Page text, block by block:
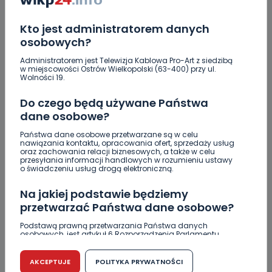
Kto jest administratorem danych
osobowych?
Administratorem jest Telewizja Kablowa Pro-Art z siedzibą
w miejscowości Ostrów Wielkopolski (63-400) przy ul.
Wolności 19.
Do czego będą używane Państwa
dane osobowe?
Państwa dane osobowe przetwarzane są w celu
nawiązania kontaktu, opracowania ofert, sprzedaży usług
oraz zachowania relacji biznesowych, a także w celu
przesyłania informacji handlowych w rozumieniu ustawy
o świadczeniu usług drogą elektroniczną.
Na jakiej podstawie będziemy
przetwarzać Państwa dane osobowe?
Podstawą prawną przetwarzania Państwa danych
osobowych, jest artykuł 6 Rozporządzenia Parlamentu
r. w sprawie ochrony osób fizycznych w związku z
przetwarzaniem danych osobowych w sprawie
swobodnego przepływu takich danych oraz uchylenia
AKCEPTUJE POLITYKA PRYWATNOŚCI
Więcej pieniędzy dla OSP w gminie Ostrów.
Centra wzmocniona i gotowa do gry. Chce
lepszego seoznu
Za miesiąc Narodowe Czytanie. W tym roku padło
na „Dziady”
Brazylijczycy w Ostrovii 1909. Jutro rusza sezon
[AKTUALIZACJA]
Crossfit kolejny raz opanuje Krotoszyn.
Startujemy w piątek! [WIDEO]
Skomentuj ten wpis jako pierwszy!
DOŁĄCZ DO DYSKUSJI